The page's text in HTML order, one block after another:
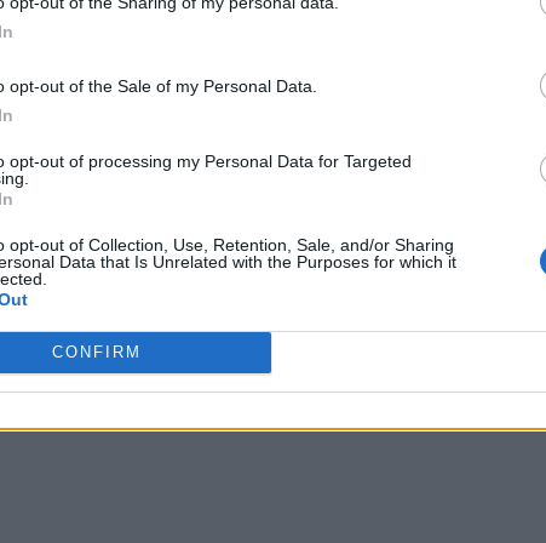
opt-out of the Sale of my Personal Data.
opt-out of processing my Personal Data for Targeted
opt-out of Collection, Use, Retention, Sale, and/or Sharing
Data that Is Unrelated with the Purposes for which it
CONFIRM
πρώην πρόεδρο Τσάβες το 2007 είχε
τις οποίες λειτουργούσαν με
του μήνα πρωτοβουλία για την
ξανά στον ιδιωτικό τομέα την